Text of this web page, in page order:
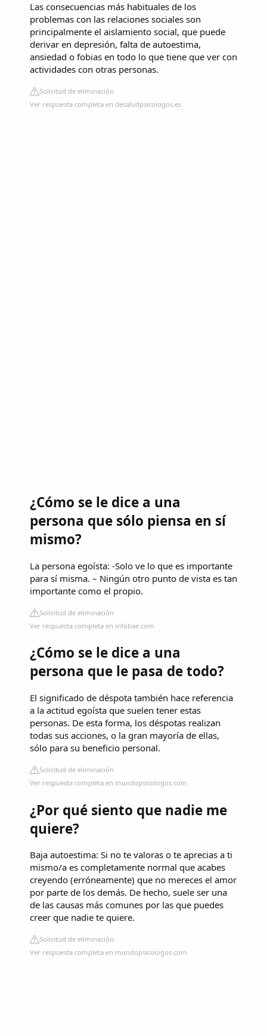
Las consecuencias más habituales de los
problemas con las relaciones sociales son
principalmente el aislamiento social, que puede
derivar en depresión, falta de autoestima,
ansiedad o fobias en todo lo que tiene que ver con
actividades con otras personas.
Solicitud de eliminación
Ver respuesta completa en desaludpsicologos.es
¿Cómo se le dice a una
persona que sólo piensa en sí
mismo?
La persona egoísta: -Solo ve lo que es importante
para sí misma. – Ningún otro punto de vista es tan
importante como el propio.
Solicitud de eliminación
Ver respuesta completa en infobae.com
¿Cómo se le dice a una
persona que le pasa de todo?
El significado de déspota también hace referencia
a la actitud egoísta que suelen tener estas
personas. De esta forma, los déspotas realizan
todas sus acciones, o la gran mayoría de ellas,
sólo para su beneficio personal.
Solicitud de eliminación
Ver respuesta completa en mundopsicologos.com
¿Por qué siento que nadie me
quiere?
Baja autoestima: Si no te valoras o te aprecias a ti
mismo/a es completamente normal que acabes
creyendo (erróneamente) que no mereces el amor
por parte de los demás. De hecho, suele ser una
de las causas más comunes por las que puedes
creer que nadie te quiere.
Solicitud de eliminación
Ver respuesta completa en mundopsicologos.com